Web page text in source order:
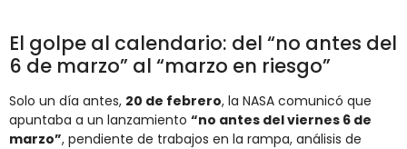
El golpe al calendario: del “no antes del
6 de marzo” al “marzo en riesgo”
Solo un día antes, 20 de febrero, la NASA comunicó que
apuntaba a un lanzamiento “no antes del viernes 6 de
marzo”, pendiente de trabajos en la rampa, análisis de